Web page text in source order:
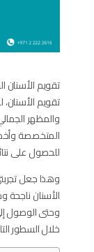
تقويم الأسنان
تقويم الأسنان،
والمظهر
المتخصصة
للحصول على
وهذا جعل
الأسنان ناجحة
وحتى الوصول
خلال السطور